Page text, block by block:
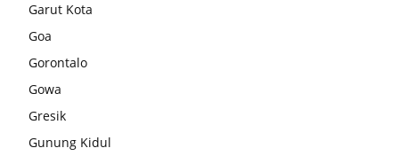
Garut Kota
Goa
Gorontalo
Gowa
Gresik
Gunung Kidul